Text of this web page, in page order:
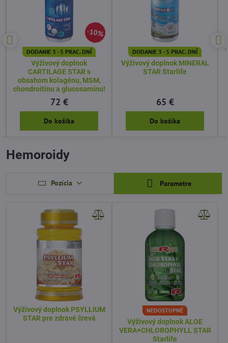
10%
DODANIE 3 - 5 PRAC. DNÍ
Výživový doplnok
CARTILAGE STAR s
obsahom kolagénu, MSM,
chondroitínu a glucosamínu!
72 €
Do košíka
DODANIE 3 - 5 PRAC. DNÍ
Výživový doplnok MINERAL
STAR Starlife
65 €
Do košíka
Hemoroidy
Pozícia Parametre
Výživový doplnok PSYLLIUM
STAR pre zdravé črevá
NEDOSTUPNÉ
Výživový doplnok ALOE
VERA+CHLOROPHYLL STAR
Starlife